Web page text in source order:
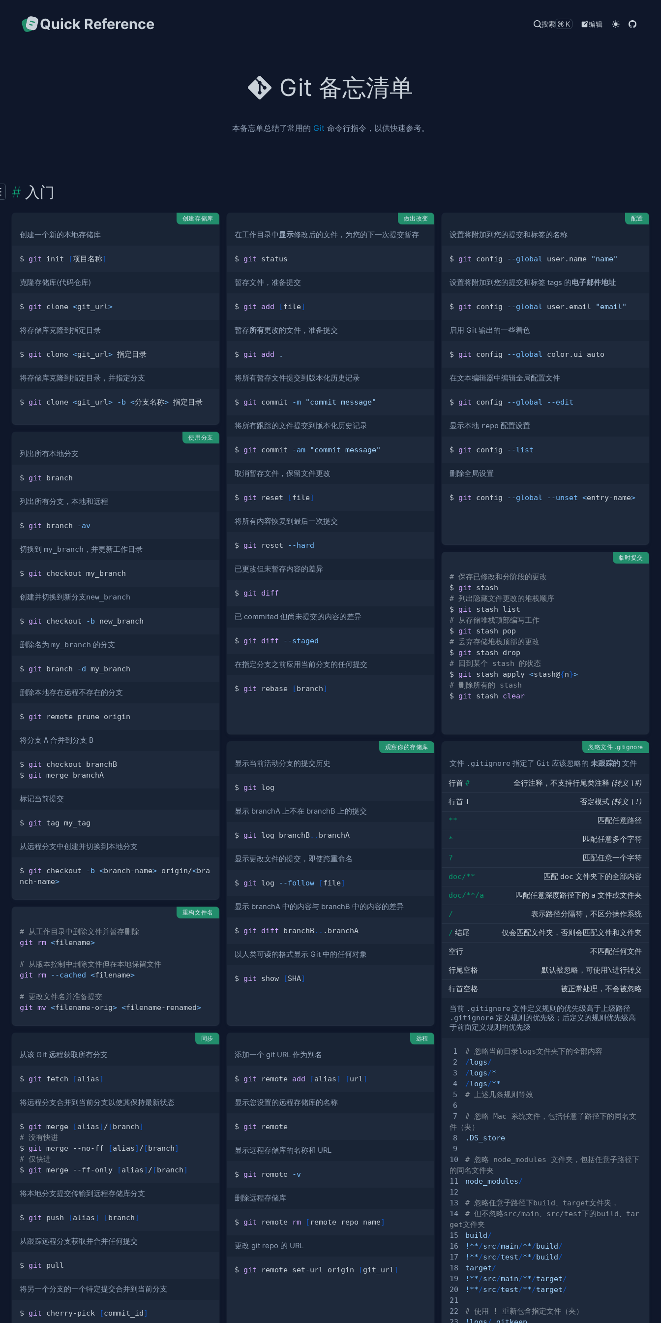
Quick Reference 搜索 ⌘K 编辑
Git 备忘清单
本备忘单总结了常用的 Git 命令行指令，以供快速参考。
入门
创建存储库
创建一个新的本地存储库
$ git init [项目名称]
克隆存储库(代码仓库)
$ git clone <git_url>
将存储库克隆到指定目录
$ git clone <git_url>
将存储库克隆到指定目录，并指定分支
$ git clone <git_url> -b <分支名称>
做出改变
在工作目录中 显示修改后的文件，为您的下一次提交暂存
$ git
暂存文件，准备提交
$ git add [file]
暂存所有更改的文件，准备提交
$ git add .
将所有暂存文件提交到版本化历史记录
$ git commit -m "commit message"
将所有跟踪的文件提交到版本化历史记录
$ git commit -am "commit message"
取消暂存文件，保留文件更改
$ git reset [file]
将所有内容恢复到最后一次提交
$ git reset --hard
已更改但未暂存内容的差异
$ git diff
已 commited 但尚未提交的内容的差异
$ git diff --staged
在指定分支之前应用当前分支的任何提交
$ git rebase [branch]
配置
设置将附加到您的提交和标签的名称
$ git config --global user.name "name"
设置将附加到您的提交和标签 tags 的电子邮件地址
$ git config --global user.email "email"
启用 Git 输出的一些着色
$ git config --global
在文本编辑器中编辑全局配置文件
$ git config --global --edit
显示本地 repo 配置设置
$ git config --list
删除全局设置
$ git config --global --unset <entry-name>
使用分支
列出所有本地分支
$ git
列出所有分支，本地和远程
$ git branch -av
切换到 my_branch ，并更新工作目录
$ git
创建并切换到新分支new_branch
$ git checkout -b
删除名为 my_branch 的分支
$ git branch -d
删除本地存在远程不存在的分支
$ git
将分支 A 合并到分支 B
$ git
$ git
标记当前提交
$ git
从远程分支中创建并切换到本地分支
$ git checkout -b <branch-name> origin/<bra
nch-name>
临时提交
# 保存已修改和分阶段的更改
$ git
# 列出隐藏文件更改的堆栈顺序
$ git
# 从存储堆栈顶部编写工作
$ git
# 丢弃存储堆栈顶部的更改
$ git
# 回到某个 stash 的状态
$ git stash apply <stash@{n}>
# 删除所有的 stash
$ git stash clear
观察你的存储库
显示当前活动分支的提交历史
$ git
显示 branchA 上不在 branchB 上的提交
$ git log branchB..
显示更改文件的提交，即使跨重命名
$ git log --follow [file]
显示 branchA 中的内容与 branchB 中的内容的差异
$ git diff branchB..
以人类可读的格式显示 Git 中的任何对象
$ git show [SHA]
忽略文件 .gitignore
文件 .gitignore 指定了Git 应该忽略的未跟踪的 文件
行首# 全行注释，不支持行尾类注释 (转义 \#)
行首 ! 否定模式 (转义 \!)
** 匹配任意路径
* 匹配任意多个字符
? 匹配任意一个字符
doc/** 匹配 doc 文件夹下的全部内容
doc/**/a 匹配任意深度路径下的 a 文件或文件夹
/ 表示路径分隔符，不区分操作系统
/ 结尾 仅会匹配文件夹，否则会匹配文件和文件夹
空行 不匹配任何文件
行尾空格 默认被忽略，可使用\进行转义
行首空格 被正常处理，不会被忽略
当前 .gitignore 文件定义规则的优先级高于上级路径
.gitignore 定义规则的优先级；后定义的规则优先级高
于前面定义规则的优先级
# 忽略当前目录logs文件夹下的全部内容
/logs/
/logs/*
/logs/**
# 上述几条规则等效
# 忽略 Mac 系统文件，包括任意子路径下的同名文
件（夹）
.DS_store
# 忽略 node_modules 文件夹，包括任意子路径下
的同名文件夹
node_modules/
# 忽略任意子路径下build、target文件夹，
# 但不忽略src/main、src/test下的build、tar
get文件夹
build/
! **/src/main/**/build/
! **/src/test/**/build/
target/
! **/src/main/**/target/
! **/src/test/**/target/
# 使用 ! 重新包含指定文件（夹）
重构文件名
# 从工作目录中删除文件并暂存删除
git
rm <filename>
# 从版本控制中删除文件但在本地保留文件
git
rm --cached <filename>
# 更改文件名并准备提交
git mv <filename-orig> <filename-renamed>
同步
从该 Git 远程获取所有分支
$ git fetch [alias]
将远程分支合并到当前分支以使其保持最新状态
$ git merge [alias] / [ branch]
# 没有快进
$ git merge --no-ff [alias] / [ branch]
# 仅快进
$ git merge --ff-only [alias] / [ branch]
将本地分支提交传输到远程存储库分支
$ git push [alias] [ branch]
从跟踪远程分支获取并合并任何提交
$ git
将另一个分支的一个特定提交合并到当前分支
$ git cherry-pick [commit_id ]
远程
添加一个 git URL 作为别名
$ git remote add [alias] [url]
显示您设置的远程存储库的名称
$ git
显示远程存储库的名称和 URL
$ git remote -v
删除远程存储库
$ git remote rm [ remote repo name]
更改 git repo 的 URL
$ git remote set-url origin [git_url]